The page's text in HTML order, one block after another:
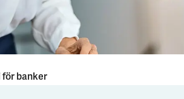
banker